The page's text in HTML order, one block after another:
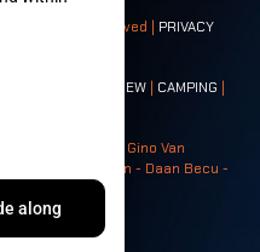
– All rights reserved | PRIVACY
CREW | CAMPING |
Bruggeman - Gino Van
- Stijn Verbruggen - Daan Becu -